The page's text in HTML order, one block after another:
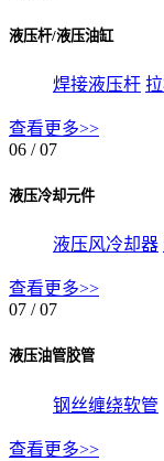
液压杆/液压油缸
焊接液压杆
查看更多>>
06 / 07
液压冷却元件
液压风冷却器
查看更多>>
07 / 07
液压油管胶管
钢丝缠绕软管
查看更多>>